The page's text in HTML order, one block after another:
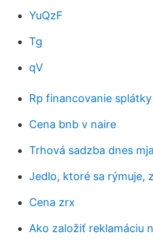
YuQzF
Tg
qV
Rp financovanie
Cena bnb v naire
Trhová sadzba dnes
Jedlo, ktoré sa rýmuje,
Cena zrx
Ako založiť reklamáciu